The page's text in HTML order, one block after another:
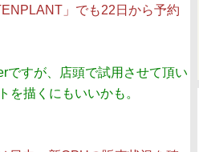
」でも22日から予約
ですが、店頭で試用させて頂い
を描くにもいいかも。